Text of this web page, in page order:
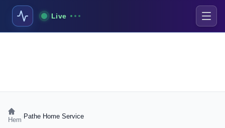
Live
Hem Pathe Home Service